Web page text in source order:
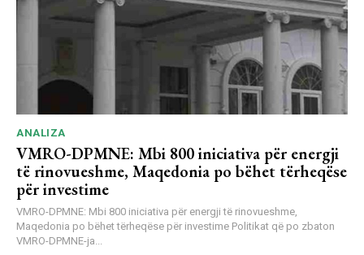
ANALIZA
VMRO-DPMNE: Mbi 800 iniciativa për energji
të rinovueshme, Maqedonia po bëhet tërheqëse
për investime
VMRO-DPMNE: Mbi 800 iniciativa për energji të rinovueshme,
Maqedonia po bëhet tërheqëse për investime Politikat që po zbaton
VMRO-DPMNE-ja...